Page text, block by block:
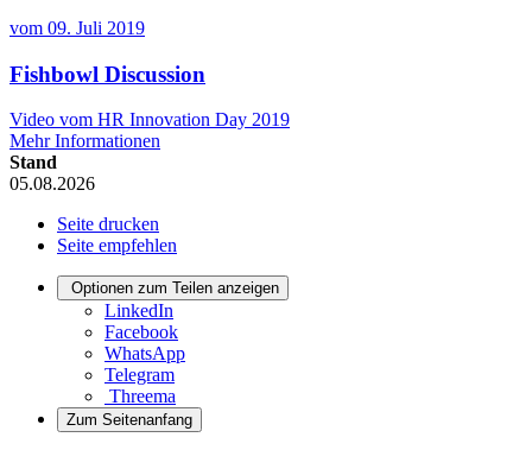
vom 09. Juli 2019
Fishbowl Discussion
Video vom HR Innovation Day 2019
Mehr Informationen
Stand
05.08.2026
Seite drucken
Seite empfehlen
Optionen zum Teilen anzeigen
LinkedIn
Facebook
WhatsApp
Telegram
Threema
Zum Seitenanfang